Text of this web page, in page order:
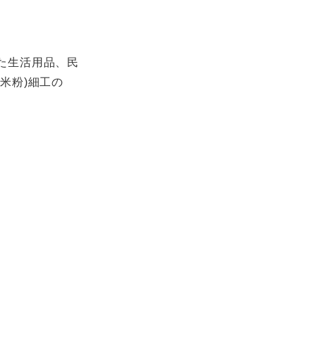
生活用品、民
粉)細工の